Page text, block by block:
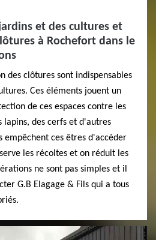
et des cultures et
à Rochefort dans le
des clôtures sont indispensables
Ces éléments jouent un
de ces espaces contre les
lapins, des cerfs et d'autres
empêchent ces êtres d'accéder
les récoltes et on réduit les
ne sont pas simples et il
G.B Elagage & Fils qui a tous